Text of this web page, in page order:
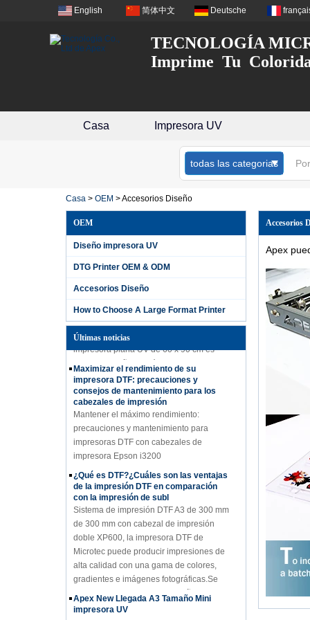
English 简体中文 Deutsche
TECNOLOGÍA
Imprime Tu
Casa Impresora UV
todas las categorias
Casa> OEM >Accesorios Diseño
OEM
Diseño impresora UV
DTG Printer OEM & ODM
Accesorios Diseño
How to Choose A Large Format Printer
Últimas noticias
Presentamos la impresora APEX UV
6090 con cabezal de impresión i3200: la
solución definitiva para una impresión
versátil y de alta calidad
está equipada con el potente cabezal de
impresión i3200, que ofrece impresión de
alta precisión en diversos materiales
impresora plana UV de 60 x 90 cm es
ideal para señalización, embalaje y
artículos promocionales. Su tecnología de
curado UV garantiza impresiones
duraderas y de secado rápido con una
calidad superior. Perfecto para empresas
que buscan escalar la producción con
versatilidad y durabilidad.
Maximizar el rendimiento de su
impresora DTF: precauciones y
consejos de mantenimiento para los
cabezales de impresión
Mantener el máximo rendimiento:
¿Qué es DTF?¿Cuáles son las ventajas
de la impresión DTF en comparación
con la impresión de subl
Sistema de impresión DTF A3 de 300 mm
de 300 mm con cabezal de impresión
gradientes e imágenes fotográficas.Se
puede usar para imprimir diseños en una
amplia gama de materiales, incluidos
textiles como camisetas, sudaderas con
Apex New Llegada A3 Tamaño Mini
impresora UV
Accesorios
Apex